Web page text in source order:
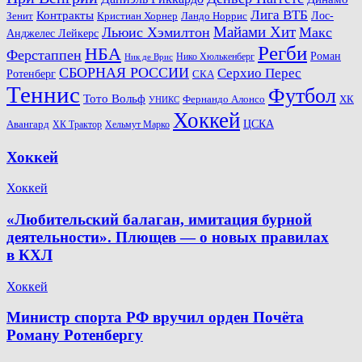
Зенит Контракты Кристиан Хорнер Ландо Норрис Лига ВТБ Лос-
Анджелес Лейкерс Льюис Хэмилтон Майами Хит Макс
Ферстаппен НБА Ник де Врис Нико Хюлькенберг Регби Роман
Ротенберг СБОРНАЯ РОССИИ СКА Серхио Перес
Теннис Тото Вольф УНИКС Фернандо Алонсо Футбол ХК
Авангард ХК Трактор Хельмут Марко Хоккей ЦСКА
Хоккей
Хоккей
«Любительский балаган, имитация бурной
деятельности». Плющев — о новых правилах
в КХЛ
Хоккей
Министр спорта РФ вручил орден Почёта
Роману Ротенбергу